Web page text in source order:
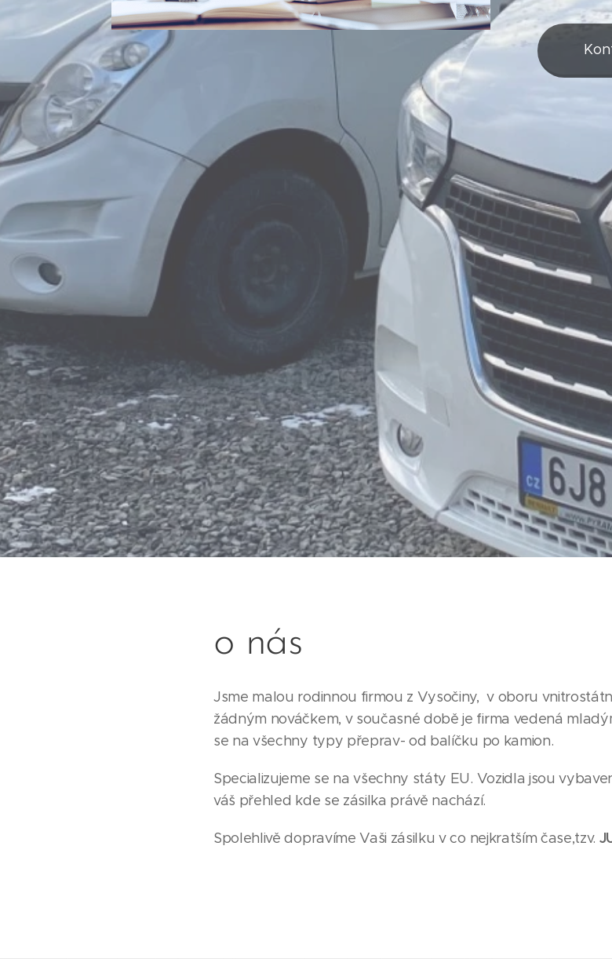
o nás
Jsme malou rodinnou firmou z Vysočiny, v oboru
žádným nováčkem, v současné době je firma vedená
se na všechny typy přeprav- od balíčku po kamion.
Specializujeme se na všechny státy EU. Vozidla jsou
váš přehled kde se zásilka právě nachází.
Spolehlivě dopravíme Vaši zásilku v co nejkratším čase,tzv.